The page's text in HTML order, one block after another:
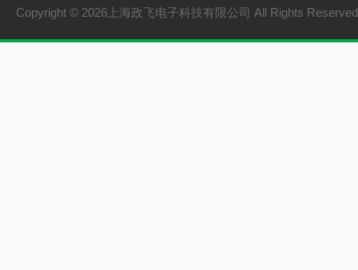
Copyright © 2026上海政飞电子科技有限公司 All Rights